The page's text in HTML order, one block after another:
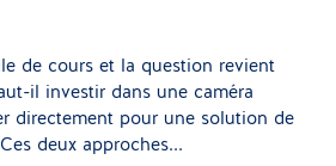
de cours et la question revient
il investir dans une caméra
directement pour une solution de
deux approches...